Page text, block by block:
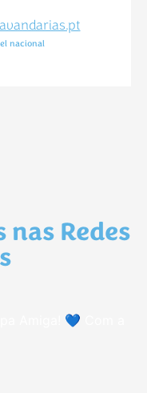
nacional
Redes
Amiga! 💙 Com a